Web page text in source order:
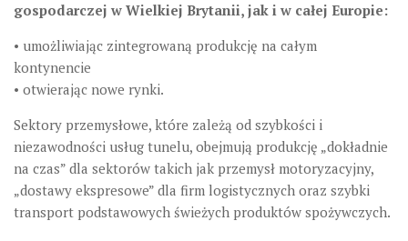
gospodarczej w Wielkiej Brytanii, jak i w całej Europie:
• umożliwiając zintegrowaną produkcję na całym
kontynencie
• otwierając nowe rynki.
Sektory przemysłowe, które zależą od szybkości i
niezawodności usług tunelu, obejmują produkcję „dokładnie
na czas” dla sektorów takich jak przemysł motoryzacyjny,
„dostawy ekspresowe” dla firm logistycznych oraz szybki
transport podstawowych świeżych produktów spożywczych.